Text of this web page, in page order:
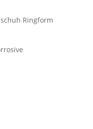
Ringform